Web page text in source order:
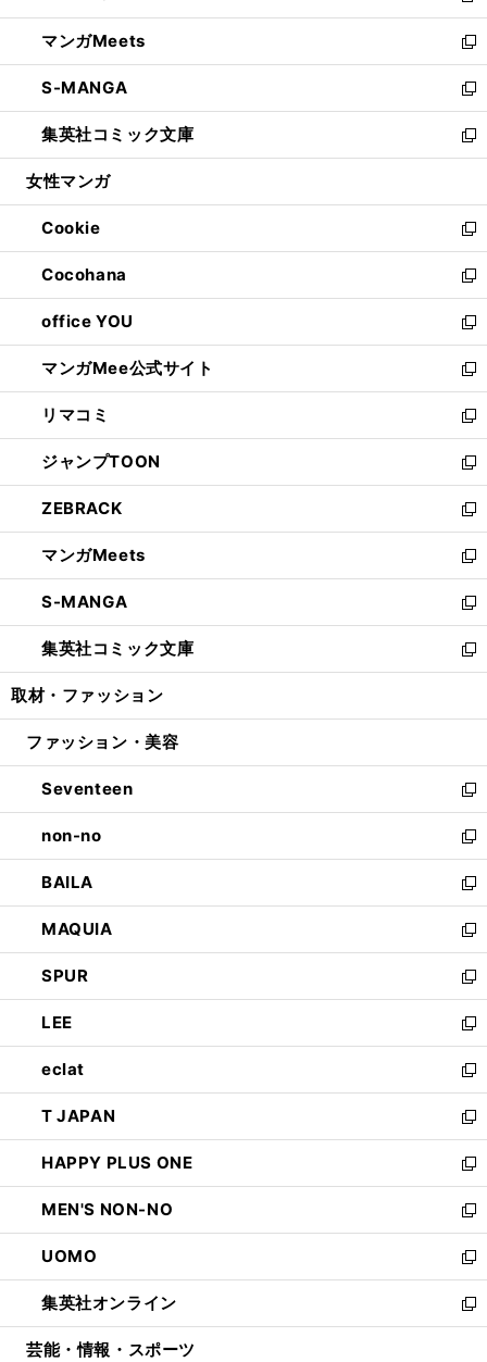
開
く
ウ
で
開
く
ン
ド
ウ
で
開
く
ウ
ィ
ン
ド
ウ
で
開
し
い
ウ
ィ
ン
ド
ウ
開
く
マンガMeets
新
し
い
ウ
ィ
ン
ウ
で
開
く
S-MANGA
新
し
い
ウ
ン
ド
ウ
で
開
く
集英社コミック文庫
新
し
ウ
ィ
ン
ド
ウ
で
開
く
女性マンガ
Cookie
新
し
い
ウ
ィ
ン
ド
ウ
で
開
く
Cocohana
新
し
い
ウ
ィ
ン
ド
ウ
で
開
く
office YOU
新
し
い
ウ
ィ
ン
ド
ウ
で
開
く
マンガMee公式サイト
新
し
い
ウ
ィ
ン
ド
ウ
で
開
く
リマコミ
新
し
い
ウ
ィ
ン
ド
ウ
で
開
く
ジャンプTOON
新
し
い
ウ
ィ
ン
ド
ウ
で
開
ZEBRACK
新
し
い
ウ
ィ
ン
ド
ウ
開
マンガMeets
新
し
い
ウ
ィ
ン
ウ
開
く
S-MANGA
新
し
い
ウ
ン
ウ
で
開
く
集英社コミック文庫
新
し
ウ
ン
ド
ウ
で
開
く
取材・ファッション
ファッション・美容
Seventeen
新
し
い
ウ
ィ
ン
ド
ウ
で
開
く
non-no
新
し
い
ウ
ィ
ン
ド
ウ
で
開
く
BAILA
新
し
い
ウ
ィ
ン
ド
ウ
で
開
く
MAQUIA
新
し
い
ウ
ィ
ン
ド
ウ
で
開
く
SPUR
新
し
い
ウ
ィ
ン
ド
ウ
で
開
く
LEE
新
し
い
ウ
ィ
ン
ド
ウ
で
開
く
eclat
新
し
い
ウ
ィ
ン
ド
ウ
で
開
く
T JAPAN
新
し
い
ウ
ィ
ン
ド
ウ
で
開
HAPPY PLUS ONE
新
し
い
ウ
ィ
ン
ド
ウ
MEN'S NON-NO
新
し
い
ウ
ィ
ン
UOMO
新
し
い
ウ
集英社オンライン
新
し
芸能・情報・スポーツ